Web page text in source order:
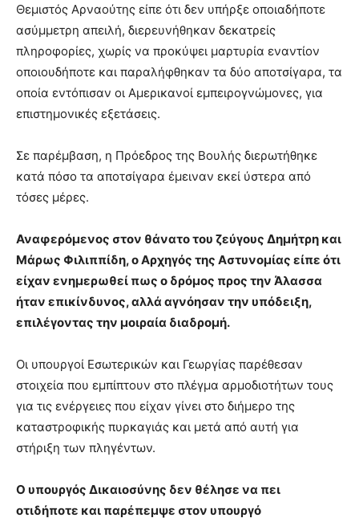
Θεμιστός Αρναούτης είπε ότι δεν υπήρξε οποιαδήποτε
ασύμμετρη απειλή, διερευνήθηκαν δεκατρείς
πληροφορίες, χωρίς να προκύψει μαρτυρία εναντίον
οποιουδήποτε και παραλήφθηκαν τα δύο αποτσίγαρα, τα
οποία εντόπισαν οι Αμερικανοί εμπειρογνώμονες, για
επιστημονικές εξετάσεις.
Σε παρέμβαση, η Πρόεδρος της Βουλής διερωτήθηκε
κατά πόσο τα αποτσίγαρα έμειναν εκεί ύστερα από
τόσες μέρες.
Αναφερόμενος στον θάνατο του ζεύγους Δημήτρη και
Μάρως Φιλιππίδη, ο Αρχηγός της Αστυνομίας είπε ότι
είχαν ενημερωθεί πως ο δρόμος προς την Άλασσα
ήταν επικίνδυνος, αλλά αγνόησαν την υπόδειξη,
επιλέγοντας την μοιραία διαδρομή.
Οι υπουργοί Εσωτερικών και Γεωργίας παρέθεσαν
στοιχεία που εμπίπτουν στο πλέγμα αρμοδιοτήτων τους
για τις ενέργειες που είχαν γίνει στο διήμερο της
καταστροφικής πυρκαγιάς και μετά από αυτή για
στήριξη των πληγέντων.
Ο υπουργός Δικαιοσύνης δεν θέλησε να πει
οτιδήποτε και παρέπεμψε στον υπουργό